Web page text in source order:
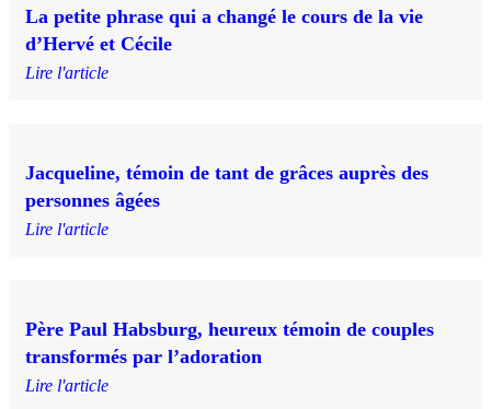
La petite phrase qui a changé le cours de la vie
d’Hervé et Cécile
Lire l'article
Jacqueline, témoin de tant de grâces auprès des
personnes âgées
Lire l'article
Père Paul Habsburg, heureux témoin de couples
transformés par l’adoration
Lire l'article